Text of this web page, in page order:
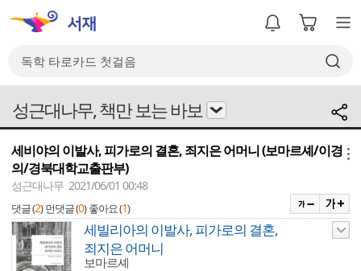
성근대나무, 책만 보는 바보
세비야의 이발사, 피가로의 결혼, 죄지은 어머니 (보마르셰/이경
의/경북대학교출판부)
성근대나무 2021/06/01 00:48
댓글 (2) 먼댓글 (0) 좋아요 (1)
세빌리아의 이발사, 피가로의 결혼,
죄지은 어머니
보마르셰